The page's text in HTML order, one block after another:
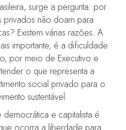
surge a pergunta: por
não doam para
Existem várias razões. A
importante, é a dificuldade
por meio de Executivo e
o que representa a
social privado para o
sustentável.
e capitalista é